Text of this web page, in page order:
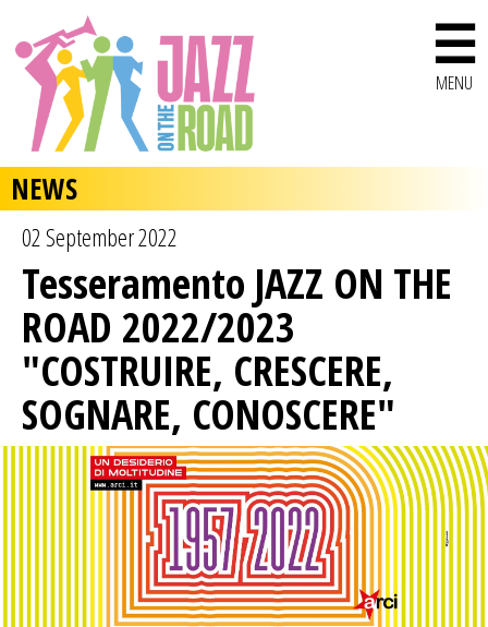
☰
MENU
NEWS
02 September 2022
Tesseramento JAZZ ON THE
ROAD 2022/2023
"COSTRUIRE, CRESCERE,
SOGNARE, CONOSCERE"